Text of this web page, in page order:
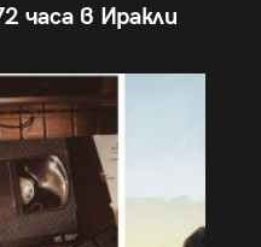
часа в Иракли